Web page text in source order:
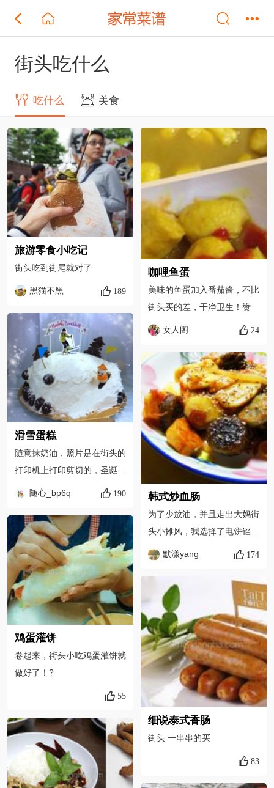
街头吃什么
吃什么 美食
旅游零食小吃记
街头吃到街尾就对了
黑猫不黑 189
滑雪蛋糕
随意抹奶油，照片是在街头的
打印机上打印剪切的，圣诞树
和雪橇雪人都是巧克力做的，
随心_bp6q 190
鸡蛋灌饼
卷起来，街头小吃鸡蛋灌饼就
做好了！?
55
咖哩鱼蛋
美味的鱼蛋加入番茄酱，不比
街头买的差，干净卫生！赞
女人阁 24
韩式炒血肠
为了少放油，并且走出大妈街
头小摊风，我选择了电饼铛！
洋葱炒出香气，依次放入血
入韩式辣酱和番茄酱。（先加
酱也可~）
默漾yang 174
细说泰式香肠
街头 一串串的买
83